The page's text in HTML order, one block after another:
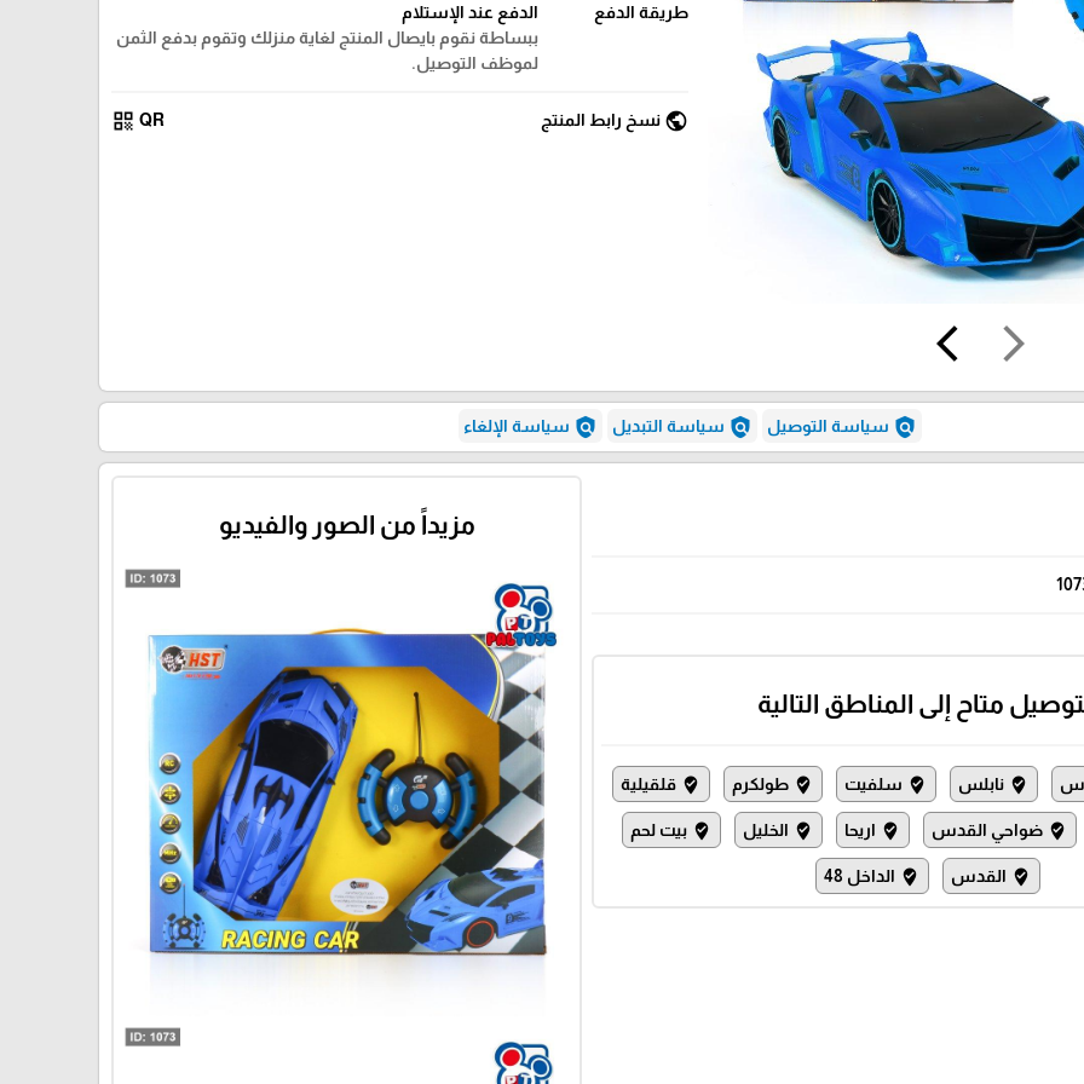
arrow_forward_ios
arrow_back_ios
طريقة الدفع
الدفع عند الإستلام
ببساطة نقوم بايصال المنتج لغاية منزلك وتقوم بدفع الثمن
لموظف التوصيل.
public نسخ رابط المنتج QR
qr_code
policy سياسة التوصيل policy سياسة التبديل policy سياسة الإلغاء
متاح إلى المناطق التالية
where_to_vote نابلس where_to_vote سلفيت where_to_vote طولكرم where_to_vote قلقيلية
where_to_vote ضواحي القدس where_to_vote اريحا where_to_vote الخليل where_to_vote بيت لحم
where_to_vote القدس where_to_vote الداخل 48
مزيداً من الصور والفيديو